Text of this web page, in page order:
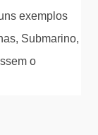
exemplos
Submarino,
o